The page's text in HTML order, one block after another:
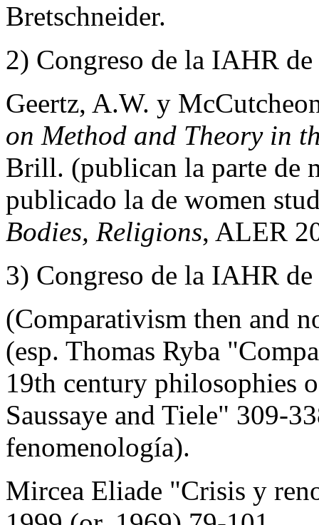
Bretschneider.
2) Congreso de la IAHR
Geertz, A.W. y
on Method and Theory in
Brill. (publican la parte de
publicado la de women
Bodies, Religions, ALER
3) Congreso de la IAHR
(Comparativism then and
(esp. Thomas Ryba
19th century philosophies
Saussaye and Tiele" 309-
fenomenología).
Mircea Eliade "Crisis y